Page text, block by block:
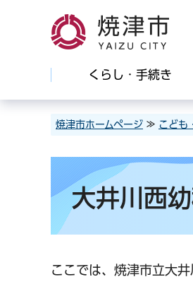
焼津市
くらし・手続き
焼津市ホームページ ≫ こども
大井川西
ここでは、焼津市立大